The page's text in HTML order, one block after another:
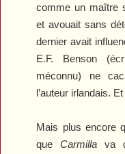
comme un maître
et avouait sans
dernier avait
E.F. Benson
méconnu) ne
l’auteur irlandais.
Mais plus encore
queCarmilla va